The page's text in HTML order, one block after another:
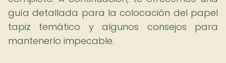
guía detallada para la colocación del papel
tapiz temático y algunos consejos para
mantenerlo impecable.